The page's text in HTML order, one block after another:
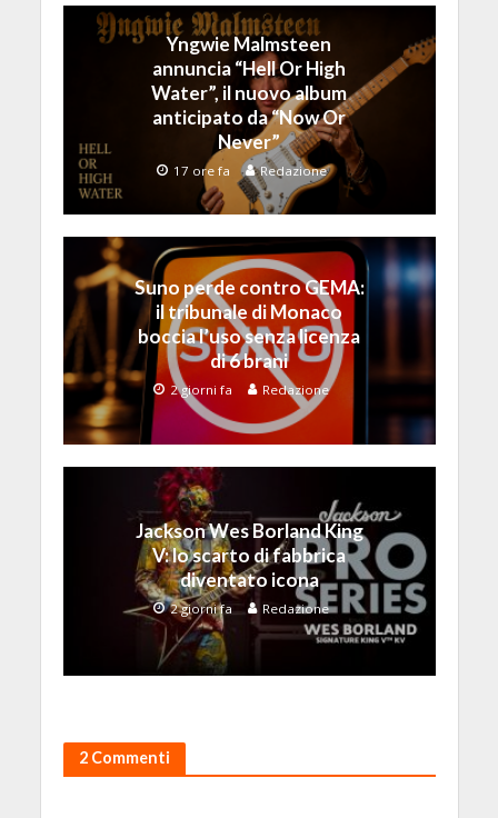
Yngwie Malmsteen
annuncia “Hell Or High
Water”, il nuovo album
anticipato da “Now Or
Never”
17 ore fa Redazione
Suno perde contro GEMA:
il tribunale di Monaco
boccia l’uso senza licenza
di 6 brani
2 giorni fa Redazione
Jackson Wes Borland King
V: lo scarto di fabbrica
diventato icona
2 giorni fa Redazione
2 Commenti